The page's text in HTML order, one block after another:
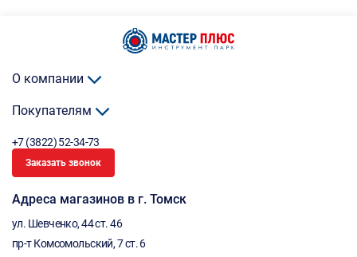
О компании
Покупателям
+7 (3822) 52-34-73
Заказать звонок
Адреса магазинов в г. Томск
ул. Шевченко, 44 ст. 46
пр-т Комсомольский, 7 ст. 6